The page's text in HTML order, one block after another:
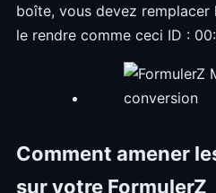
boîte, vous devez
le rendre comme ceci ID :
Comment amener
sur votre FormulerZ